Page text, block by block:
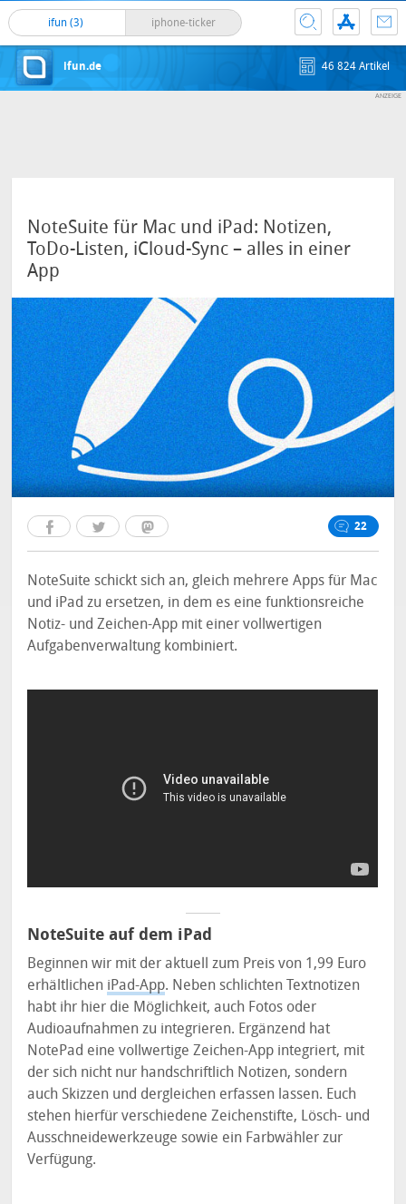
ifun (3) iphone-ticker
ifun.de 46 824 Artikel
NoteSuite für Mac und iPad: Notizen,
ToDo-Listen, iCloud-Sync – alles in einer
App
22
NoteSuite schickt sich an, gleich mehrere Apps für Mac
und iPad zu ersetzen, in dem es eine funktionsreiche
Notiz- und Zeichen-App mit einer vollwertigen
Aufgabenverwaltung kombiniert.
NoteSuite auf dem iPad
Beginnen wir mit der aktuell zum Preis von 1,99 Euro
erhältlichen iPad-App. Neben schlichten Textnotizen
habt ihr hier die Möglichkeit, auch Fotos oder
Audioaufnahmen zu integrieren. Ergänzend hat
NotePad eine vollwertige Zeichen-App integriert, mit
der sich nicht nur handschriftlich Notizen, sondern
auch Skizzen und dergleichen erfassen lassen. Euch
stehen hierfür verschiedene Zeichenstifte, Lösch- und
Ausschneidewerkzeuge sowie ein Farbwähler zur
Verfügung.